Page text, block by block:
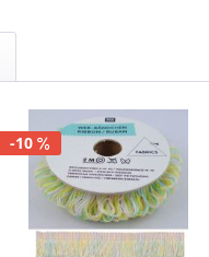
-10